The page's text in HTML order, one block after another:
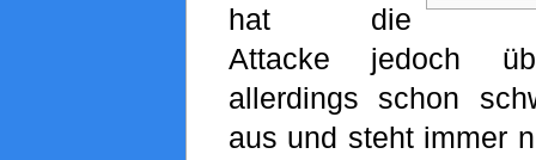
hat die
Attacke jedoch
allerdings schon
aus und steht immer